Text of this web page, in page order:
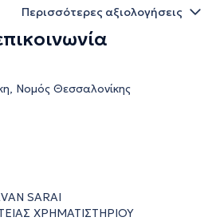
Περισσότερες αξιολογήσεις
Νομός Θεσσαλονίκης
SARAI
ΧΡΗΜΑΤΙΣΤΗΡΙΟΥ